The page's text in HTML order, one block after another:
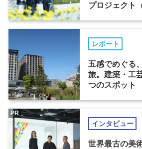
プロジェクト
レポート
五感でめぐる
旅。建築・工
つのスポット
インタビュー
世界最古の美
PR